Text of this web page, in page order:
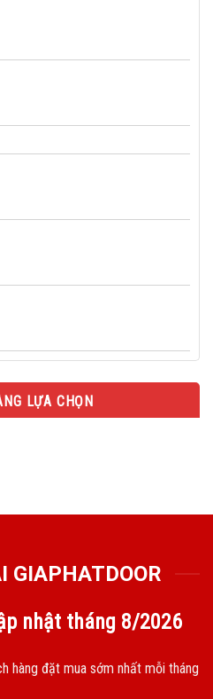
LỰA CHỌN
GIAPHATDOOR
nhật tháng 8/2026
hàng đặt mua sớm nhất mỗi tháng